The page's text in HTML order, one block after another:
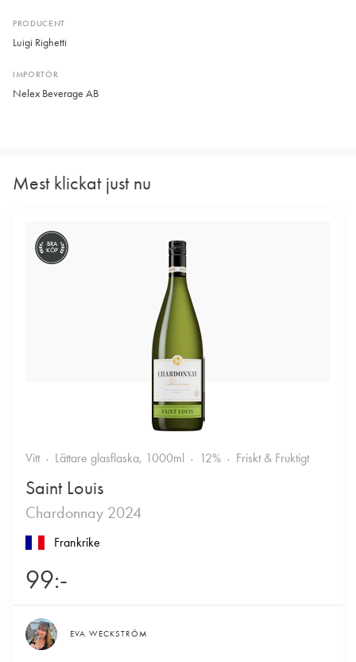
PRODUCENT
Luigi Righetti
IMPORTÖR
Nelex Beverage AB
Mest klickat just nu
BRA
KÖP
Vitt Lättare glasflaska, 1000ml 12% Friskt & Fruktigt
Saint Louis
Chardonnay 2024
Frankrike
99:-
EVA WECKSTRÖM